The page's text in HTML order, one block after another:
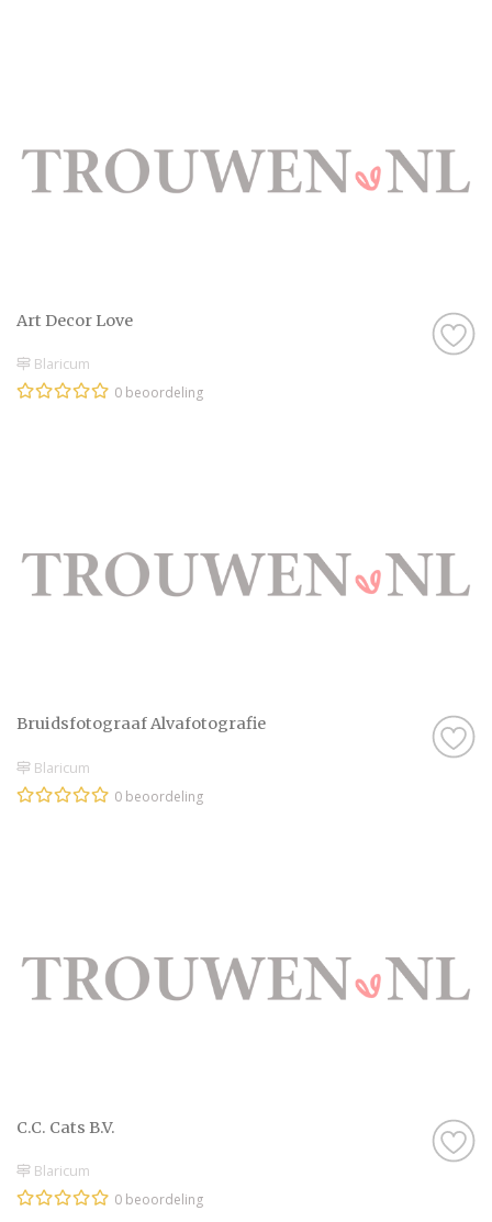
Art Decor Love
Blaricum
0 beoordeling
Bruidsfotograaf Alvafotografie
Blaricum
0 beoordeling
C.C. Cats B.V.
Blaricum
0 beoordeling